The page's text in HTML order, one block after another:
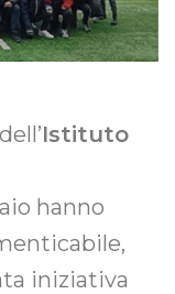
Istituto
hanno
iniziativa